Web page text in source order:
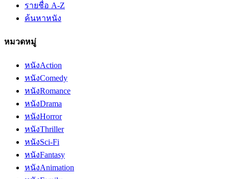
รายชื่อ A-Z
ค้นหาหนัง
หมวดหมู่
หนังAction
หนังComedy
หนังRomance
หนังDrama
หนังHorror
หนังThriller
หนังSci-Fi
หนังFantasy
หนังAnimation